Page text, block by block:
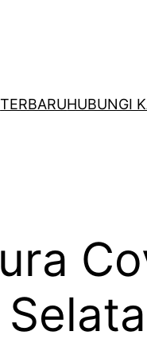
TERBARUHUBUNGI